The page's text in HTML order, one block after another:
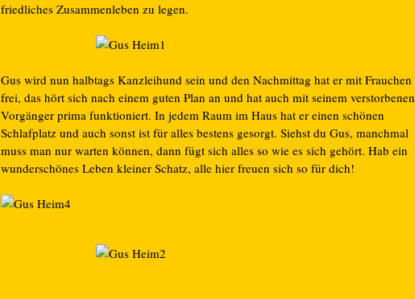
friedliches Zusammenleben zu legen.
Gus wird nun halbtags Kanzleihund sein und den Nachmittag hat er mit Frauchen
frei, das hört sich nach einem guten Plan an und hat auch mit seinem verstorbenen
Vorgänger prima funktioniert. In jedem Raum im Haus hat er einen schönen
Schlafplatz und auch sonst ist für alles bestens gesorgt. Siehst du Gus, manchmal
muss man nur warten können, dann fügt sich alles so wie es sich gehört. Hab ein
wunderschönes Leben kleiner Schatz, alle hier freuen sich so für dich!